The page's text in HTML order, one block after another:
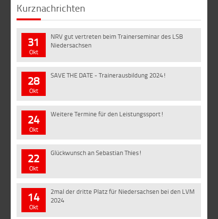
Kurznachrichten
31
Okt
NRV gut vertreten beim Trainerseminar des LSB
Niedersachsen
28
Okt
SAVE THE DATE - Trainerausbildung 2024!
24
Okt
Weitere Termine für den Leistungssport!
22
Okt
Glückwunsch an Sebastian Thies!
14
Okt
2mal der dritte Platz für Niedersachsen bei den LVM
2024